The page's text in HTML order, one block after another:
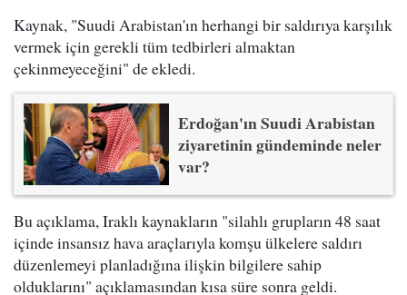
Kaynak, "Suudi Arabistan'ın herhangi bir saldırıya karşılık
vermek için gerekli tüm tedbirleri almaktan
çekinmeyeceğini" de ekledi.
Erdoğan'ın Suudi Arabistan
ziyaretinin gündeminde neler
var?
Bu açıklama, Iraklı kaynakların "silahlı grupların 48 saat
içinde insansız hava araçlarıyla komşu ülkelere saldırı
düzenlemeyi planladığına ilişkin bilgilere sahip
olduklarını" açıklamasından kısa süre sonra geldi.